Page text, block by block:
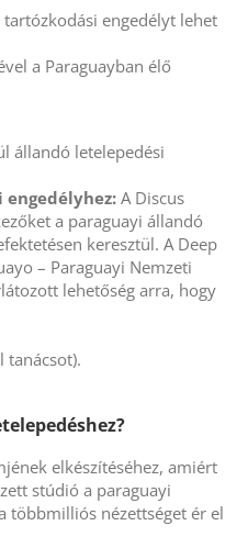
tartózkodási engedélyt lehet
a Paraguayban élő
állandó letelepedési
A Discus
a paraguayi állandó
keresztül. A Deep
– Paraguayi Nemzeti
lehetőség arra, hogy
tanácsot).
elkészítéséhez, amiért
stúdió a paraguayi
többmilliós nézettséget ér el